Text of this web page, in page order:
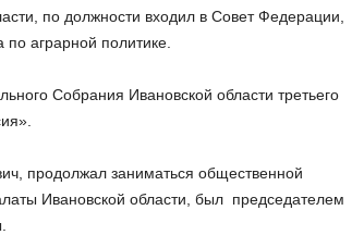
по должности входил в Совет Федерации,
аграрной политике.
Собрания Ивановской области третьего
продолжал заниматься общественной
Ивановской области, был председателем